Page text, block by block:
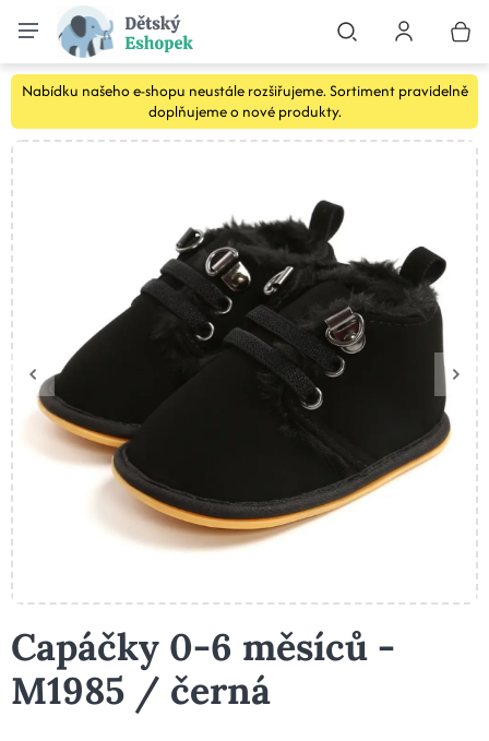
Nabídku našeho e-shopu neustále rozšiřujeme. Sortiment pravidelně
doplňujeme o nové produkty.
Capáčky 0-6 měsíců -
M1985 / černá